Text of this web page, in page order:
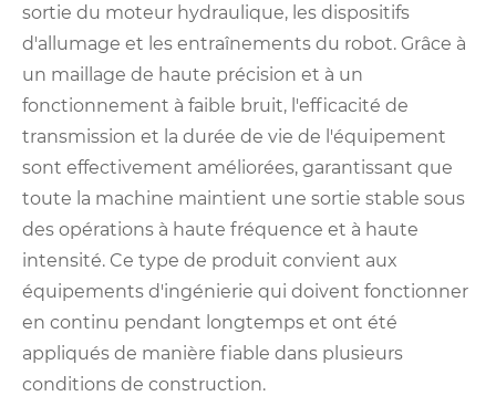
sortie du moteur hydraulique, les dispositifs
d'allumage et les entraînements du robot. Grâce à
un maillage de haute précision et à un
fonctionnement à faible bruit, l'efficacité de
transmission et la durée de vie de l'équipement
sont effectivement améliorées, garantissant que
toute la machine maintient une sortie stable sous
des opérations à haute fréquence et à haute
intensité. Ce type de produit convient aux
équipements d'ingénierie qui doivent fonctionner
en continu pendant longtemps et ont été
appliqués de manière fiable dans plusieurs
conditions de construction.